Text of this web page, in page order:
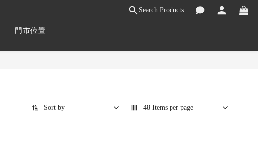
Search Products
門市位置
Sort by 48 Items per page